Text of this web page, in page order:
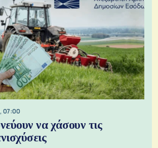
07:00
να χάσουν τις